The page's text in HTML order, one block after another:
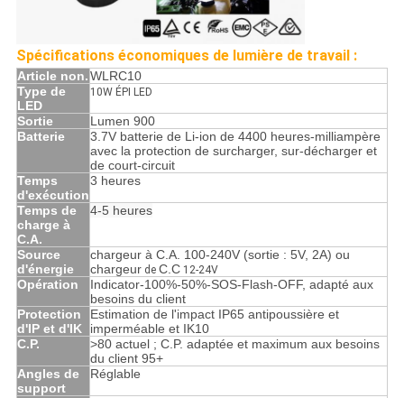
Spécifications économiques de lumière de travail :
Article non.WLRC10
Type de
LED
10W ÉPI LED
Sortie
Lumen 900
Batterie
3.7V batterie de Li-ion de 4400 heures-milliampère
avec la protection de surcharger, sur-décharger et
de court-circuit
Temps
d'exécution
3 heures
Temps de
charge à
C.A.
4-5 heures
Source
d'énergie
chargeur à C.A. 100-240V (sortie : 5V, 2A) ou
chargeurde C.C12-24V
Opération
Indicator-100%-50%-SOS-Flash-OFF, adapté aux
besoins du client
Protection
d'IP et d'IK
Estimation de l'impact IP65 antipoussière et
imperméable et IK10
C.P.
>80 actuel ; C.P. adaptée et maximum aux besoins
du client 95+
Angles de
support
Réglable